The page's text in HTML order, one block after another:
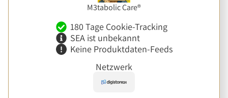
M3tabolic Care®
180 Tage Cookie-Tracking
SEA ist unbekannt
Keine Produktdaten-Feeds
Netzwerk